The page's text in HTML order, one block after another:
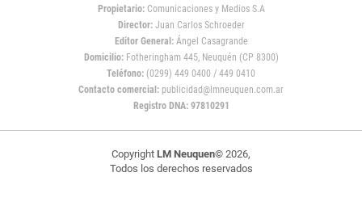
Propietario:Comunicaciones y Medios S.A
Director: Juan Carlos Schroeder
Editor General:Ángel Casagrande
Domicilio:Fotheringham 445, Neuquén (CP 8300)
Teléfono: (0299) 449 0400 / 449 0410
Contacto comercial: publicidad@lmneuquen.com.ar
Registro DNA: 97810291
Copyright LM Neuquen© 2026,
Todos los derechos reservados